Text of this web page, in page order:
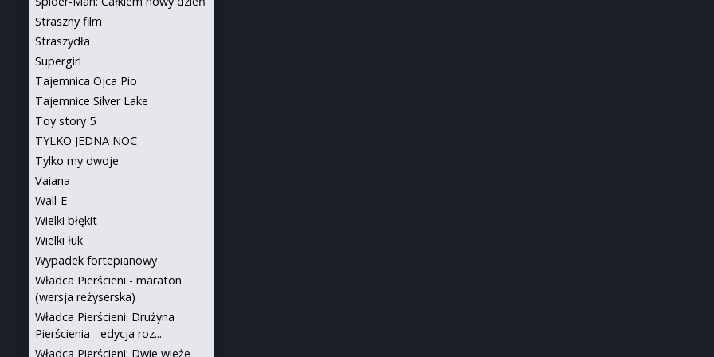
Straszny film
Straszydła
Supergirl
Tajemnica Ojca Pio
Tajemnice Silver Lake
Toy story 5
TYLKO JEDNA NOC
Tylko my dwoje
Vaiana
Wall-E
Wielki błękit
Wielki łuk
Wypadek fortepianowy
Władca Pierścieni - maraton
(wersja reżyserska)
Władca Pierścieni: Drużyna
Pierścienia - edycja roz...
Władca Pierścieni: Dwie wieże -